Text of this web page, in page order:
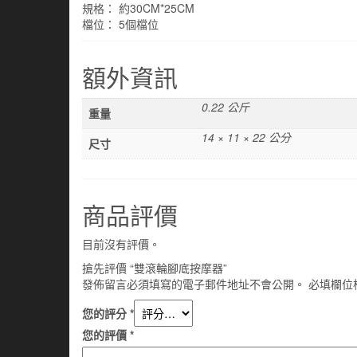
規格： 約30CM*25CM
檔位： 5個檔位
額外資訊
重量 0.22 公斤
尺寸 14 × 11 × 22 公分
商品評價
目前沒有評價。
搶先評價 “雙滾輪腳底按摩器”
發佈留言必須填寫的電子郵件地址不會公開。 必填欄位
您的評分 *
您的評價 *